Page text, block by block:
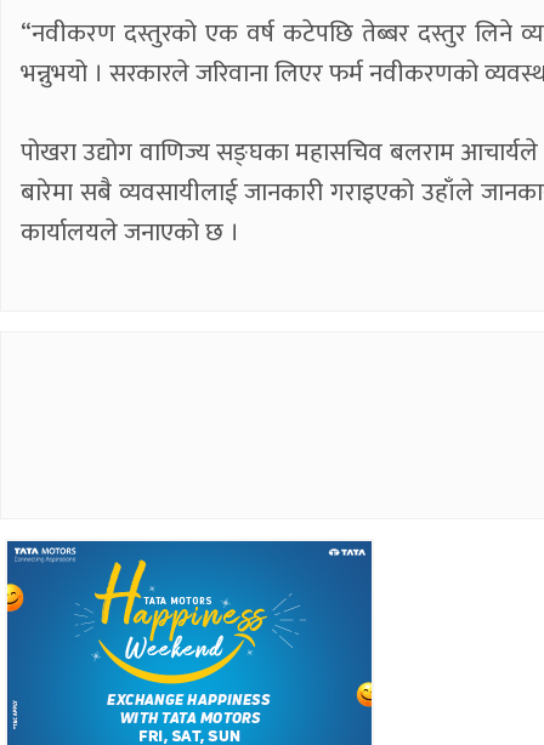
“नवीकरण दस्तुरको एक वर्ष कटेपछि तेब्बर दस्तुर लिने
भन्नुभयो । सरकारले जरिवाना लिएर फर्म नवीकरणको
पोखरा उद्योग वाणिज्य सङ्घका महासचिव बलराम
बारेमा सबै व्यवसायीलाई जानकारी गराइएको उहाँले
कार्यालयले जनाएको छ ।